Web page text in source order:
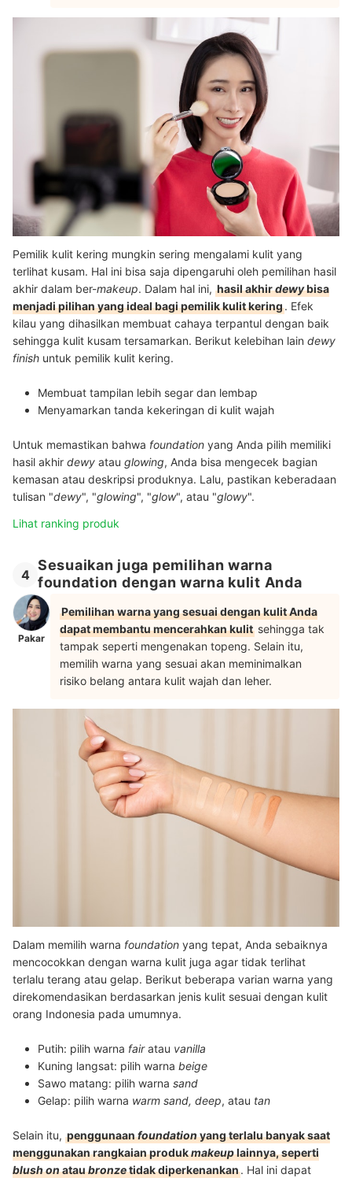
Pemilik kulit kering mungkin sering mengalami kulit yang
terlihat kusam. Hal ini bisa saja dipengaruhi oleh pemilihan hasil
akhir dalam ber-makeup. Dalam hal ini, hasil akhirdewybisa
menjadi pilihan yang ideal bagi pemilik kulit kering. Efek
kilau yang dihasilkan membuat cahaya terpantul dengan baik
sehingga kulit kusam tersamarkan. Berikut kelebihan lain dewy
finish untuk pemilik kulit kering.
Membuat tampilan lebih segar dan lembap
Menyamarkan tanda kekeringan di kulit wajah
Untuk memastikan bahwa foundation yang Anda pilih memiliki
hasil akhir dewy atau glowing, Anda bisa mengecek bagian
kemasan atau deskripsi produknya. Lalu, pastikan keberadaan
tulisan "dewy", "glowing", "glow", atau "glowy".
Lihat ranking produk
4
Sesuaikan juga pemilihan warna
foundation dengan warna kulit Anda
Pakar
Pemilihan warna yang sesuai dengan kulit Anda
dapat membantu mencerahkan kulit sehingga tak
tampak seperti mengenakan topeng. Selain itu,
memilih warna yang sesuai akan meminimalkan
risiko belang antara kulit wajah dan leher.
Dalam memilih warna foundation yang tepat, Anda sebaiknya
mencocokkan dengan warna kulit juga agar tidak terlihat
terlalu terang atau gelap. Berikut beberapa varian warna yang
direkomendasikan berdasarkan jenis kulit sesuai dengan kulit
orang Indonesia pada umumnya.
Putih: pilih warna fairatau vanilla
Kuning langsat: pilih warna beige
Sawo matang: pilih warna sand
Gelap: pilih warna warm sand, deep, atau tan
Selain itu, penggunaanfoundationyang terlalu banyak saat
menggunakan rangkaian produkmakeuplainnya, seperti
blush onataubronzetidak diperkenankan. Hal ini dapat